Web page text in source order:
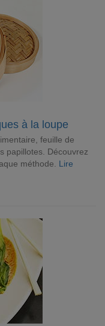
à la loupe
feuille de
papillotes. Découvrez
méthode. Lire